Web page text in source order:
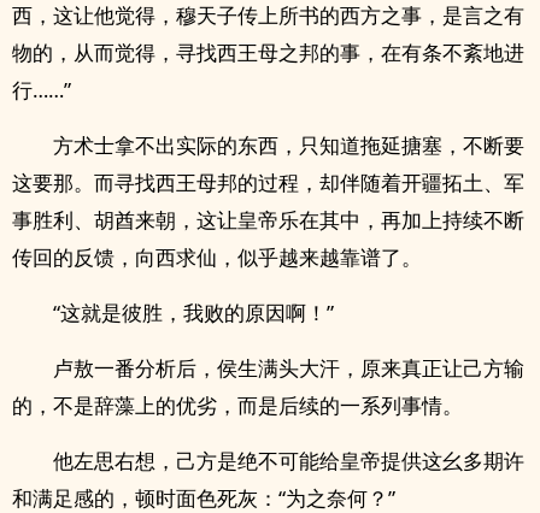
西，这让他觉得，穆天子传上所书的西方之事，是言之有
物的，从而觉得，寻找西王母之邦的事，在有条不紊地进
行……”
方术士拿不出实际的东西，只知道拖延搪塞，不断要
这要那。而寻找西王母邦的过程，却伴随着开疆拓土、军
事胜利、胡酋来朝，这让皇帝乐在其中，再加上持续不断
传回的反馈，向西求仙，似乎越来越靠谱了。
“这就是彼胜，我败的原因啊！”
卢敖一番分析后，侯生满头大汗，原来真正让己方输
的，不是辞藻上的优劣，而是后续的一系列事情。
他左思右想，己方是绝不可能给皇帝提供这幺多期许
和满足感的，顿时面色死灰：“为之奈何？”